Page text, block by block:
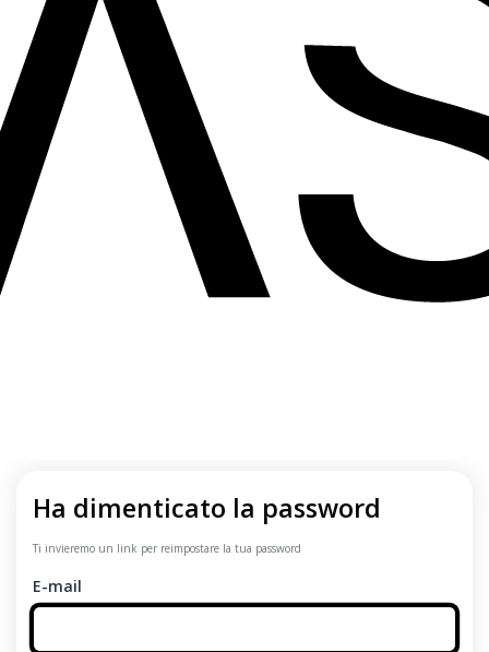
Ha dimenticato la password
Ti invieremo un link per reimpostare la tua password
E-mail